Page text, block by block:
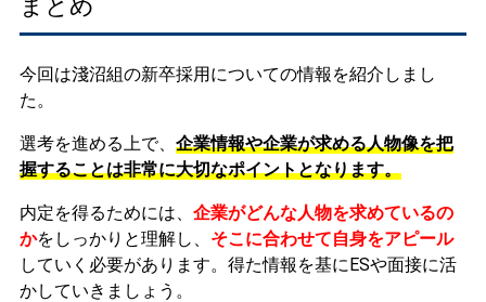
まとめ
今回は淺沼組の新卒採用についての情報を紹介しまし
た。
選考を進める上で、 企業情報や企業が求める人物像を把
握することは非常に大切なポイントとなります。
内定を得るためには、 企業がどんな人物を求めているの
かをしっかりと理解し、 そこに合わせて自身をアピール
していく必要があります。 得た情報を基にESや面接に活
かしていきましょう。